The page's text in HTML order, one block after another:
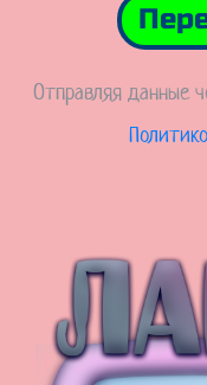
Отправляя данные